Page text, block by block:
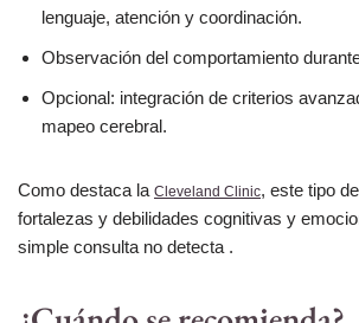
lenguaje, atención y coordinación.
Observación del comportamiento
Opcional: integración de criterios
mapeo cerebral.
Como destaca la Cleveland Clinic, este tipo
fortalezas y debilidades cognitivas y
simple consulta no detecta .